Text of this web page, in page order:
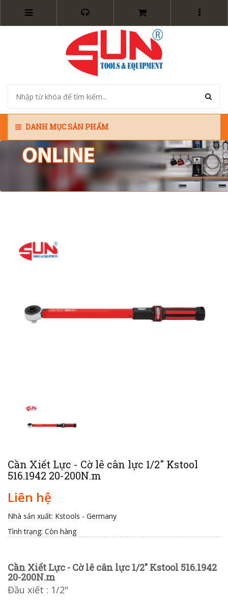
DANH MỤC SẢN PHẨM
Cần Xiết Lực - Cờ lê cân lực 1/2" Kstool
516.1942 20-200N.m
Liên hệ
Nhà sản xuất: Kstools - Germany
Tình trạng: Còn hàng
Cần Xiết Lực - Cờ lê cân lực 1/2" Kstool 516.1942
20-200N.m
Đầu xiết : 1/2"